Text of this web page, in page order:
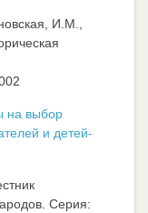
И.М.,
на выбор
и детей-
Серия: